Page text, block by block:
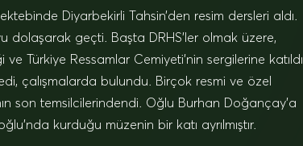
Diyarbekirli Tahsin’den resim dersleri aldı.
dolaşarak geçti. Başta DRHS’ler olmak üzere,
Türkiye Ressamlar Cemiyeti’nin sergilerine katıldı.
çalışmalarda bulundu. Birçok resmi ve özel
son temsilcilerindendi. Oğlu Burhan Doğançay’a
kurduğu müzenin bir katı ayrılmıştır.